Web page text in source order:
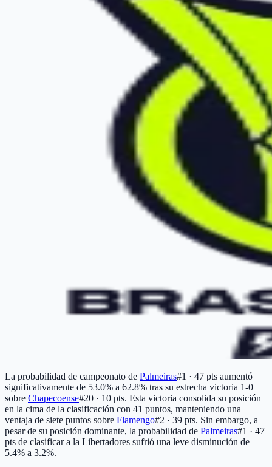
La probabilidad de campeonato de Palmeiras#1 · 47 pts aumentó
significativamente de 53.0% a 62.8% tras su estrecha victoria 1-0
sobre Chapecoense#20 · 10 pts. Esta victoria consolida su posición
en la cima de la clasificación con 41 puntos, manteniendo una
ventaja de siete puntos sobre Flamengo#2 · 39 pts. Sin embargo, a
pesar de su posición dominante, la probabilidad de Palmeiras#1 · 47
pts de clasificar a la Libertadores sufrió una leve disminución de
5.4% a 3.2%.